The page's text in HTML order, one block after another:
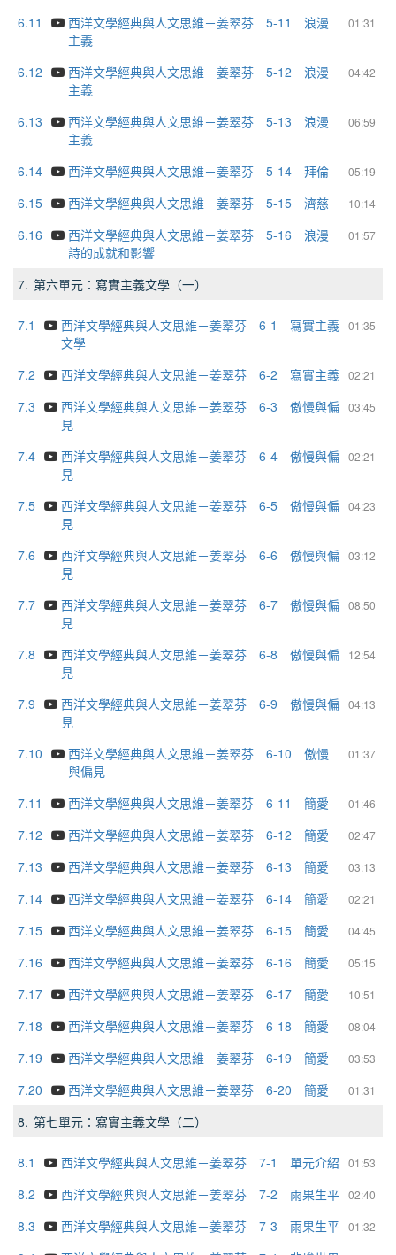
6.11
01:31
西洋文學經典與人文思維－姜翠芬 5-11 浪漫
主義
6.12
04:42
西洋文學經典與人文思維－姜翠芬 5-12 浪漫
主義
6.13
06:59
西洋文學經典與人文思維－姜翠芬 5-13 浪漫
主義
6.14
05:19
西洋文學經典與人文思維－姜翠芬 5-14 拜倫
6.15
10:14
西洋文學經典與人文思維－姜翠芬 5-15 濟慈
6.16
01:57
西洋文學經典與人文思維－姜翠芬 5-16 浪漫
詩的成就和影響
7. 第六單元：寫實主義文學（一）
7.1 01:35
西洋文學經典與人文思維－姜翠芬 6-1 寫實主義
文學
7.2
02:21
西洋文學經典與人文思維－姜翠芬 6-2 寫實主義
7.3
03:45
西洋文學經典與人文思維－姜翠芬 6-3 傲慢與偏
見
7.4
02:21
西洋文學經典與人文思維－姜翠芬 6-4 傲慢與偏
見
7.5
04:23
西洋文學經典與人文思維－姜翠芬 6-5 傲慢與偏
見
7.6
03:12
西洋文學經典與人文思維－姜翠芬 6-6 傲慢與偏
見
7.7
08:50
西洋文學經典與人文思維－姜翠芬 6-7 傲慢與偏
見
7.8
12:54
西洋文學經典與人文思維－姜翠芬 6-8 傲慢與偏
見
7.9
04:13
西洋文學經典與人文思維－姜翠芬 6-9 傲慢與偏
見
7.10
01:37
西洋文學經典與人文思維－姜翠芬 6-10 傲慢
與偏見
7.11
01:46
西洋文學經典與人文思維－姜翠芬 6-11 簡愛
7.12
02:47
西洋文學經典與人文思維－姜翠芬 6-12 簡愛
7.13
03:13
西洋文學經典與人文思維－姜翠芬 6-13 簡愛
7.14
02:21
西洋文學經典與人文思維－姜翠芬 6-14 簡愛
7.15
04:45
西洋文學經典與人文思維－姜翠芬 6-15 簡愛
7.16
05:15
西洋文學經典與人文思維－姜翠芬 6-16 簡愛
7.17
10:51
西洋文學經典與人文思維－姜翠芬 6-17 簡愛
7.18
08:04
西洋文學經典與人文思維－姜翠芬 6-18 簡愛
7.19
03:53
西洋文學經典與人文思維－姜翠芬 6-19 簡愛
7.20
01:31
西洋文學經典與人文思維－姜翠芬 6-20 簡愛
8. 第七單元：寫實主義文學（二）
8.1 01:53
西洋文學經典與人文思維－姜翠芬 7-1 單元介紹
8.2
02:40
西洋文學經典與人文思維－姜翠芬 7-2 雨果生平
8.3
01:32
西洋文學經典與人文思維－姜翠芬 7-3 雨果生平